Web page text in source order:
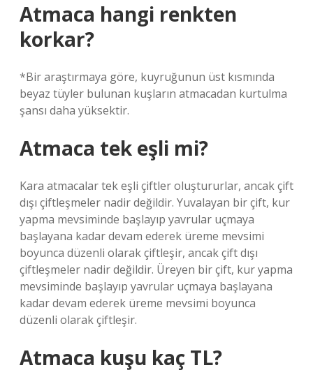
Atmaca hangi renkten
korkar?
*Bir araştırmaya göre, kuyruğunun üst kısmında
beyaz tüyler bulunan kuşların atmacadan kurtulma
şansı daha yüksektir.
Atmaca tek eşli mi?
Kara atmacalar tek eşli çiftler oluştururlar, ancak çift
dışı çiftleşmeler nadir değildir. Yuvalayan bir çift, kur
yapma mevsiminde başlayıp yavrular uçmaya
başlayana kadar devam ederek üreme mevsimi
boyunca düzenli olarak çiftleşir, ancak çift dışı
çiftleşmeler nadir değildir. Üreyen bir çift, kur yapma
mevsiminde başlayıp yavrular uçmaya başlayana
kadar devam ederek üreme mevsimi boyunca
düzenli olarak çiftleşir.
Atmaca kuşu kaç TL?